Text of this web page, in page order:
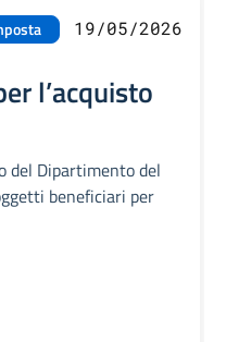
19/05/2026
l’acquisto
del Dipartimento del
beneficiari per